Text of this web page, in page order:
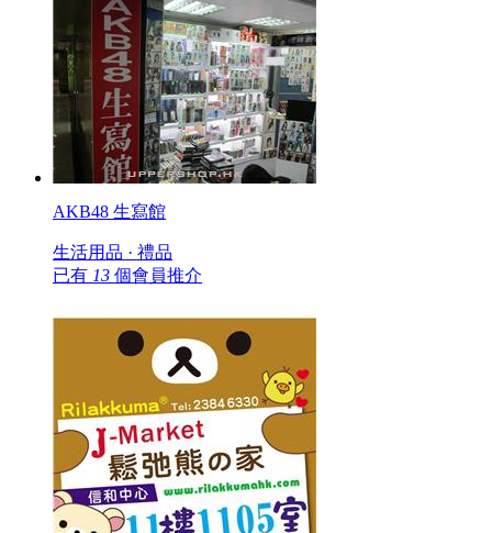
AKB48 生寫館
生活用品 · 禮品
已有 13 個會員推介